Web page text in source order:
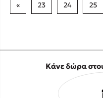
« 23 24 25
Κάνε δώρα